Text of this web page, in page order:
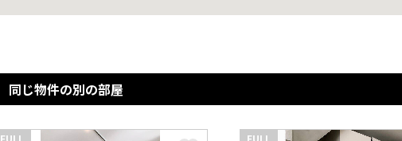
同じ物件の別の部屋
FULL FULL